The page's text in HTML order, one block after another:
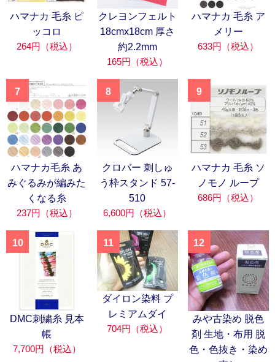
ハマナカ 毛糸 ピ
ッコロ
264円（税込）
クレヨンフェルト
18cmx18cm 厚さ
約2.2mm
165円（税込）
ハマナカ 毛糸 ア
メリー
633円（税込）
7
ハマナカ毛糸 あ
みぐるみが編みた
くなる糸
237円（税込）
8
クロバー 刺しゅ
う枠スタンド 57-
510
6,600円（税込）
9
ハマナカ 毛糸 ソ
ノモノ ループ
686円（税込）
10
DMC刺繍糸 見本
帳
7,700円（税込）
11
ダイロン染料 プ
レミアムダイ
704円（税込）
12
みや古染め 脱色
剤 生地・布用 脱
色・色抜き・染め